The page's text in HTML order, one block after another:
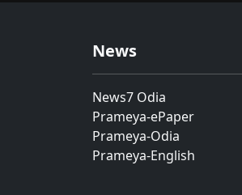
News
News7 Odia
Prameya-ePaper
Prameya-Odia
Prameya-English